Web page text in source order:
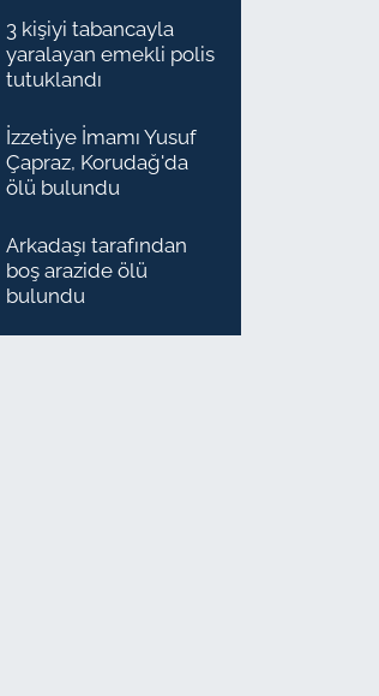
3 kişiyi tabancayla
yaralayan emekli polis
tutuklandı
İzzetiye İmamı Yusuf
Çapraz, Korudağ'da
ölü bulundu
Arkadaşı tarafından
boş arazide ölü
bulundu